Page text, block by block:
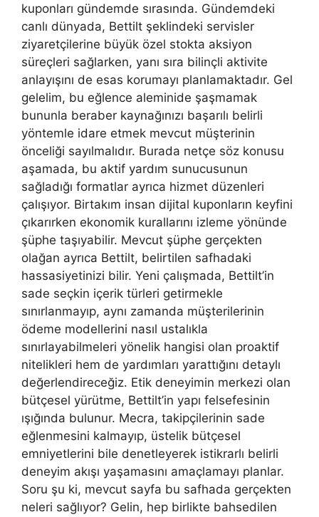
kuponları gündemde sırasında. Gündemdeki
canlı dünyada, Bettilt şeklindeki servisler
ziyaretçilerine büyük özel stokta aksiyon
süreçleri sağlarken, yanı sıra bilinçli aktivite
anlayışını de esas korumayı planlamaktadır. Gel
gelelim, bu eğlence aleminide şaşmamak
bununla beraber kaynağınızı başarılı belirli
yöntemle idare etmek mevcut müşterinin
önceliği sayılmalıdır. Burada netçe söz konusu
aşamada, bu aktif yardım sunucusunun
sağladığı formatlar ayrıca hizmet düzenleri
çalışıyor. Birtakım insan dijital kuponların keyfini
çıkarırken ekonomik kurallarını izleme yönünde
şüphe taşıyabilir. Mevcut şüphe gerçekten
olağan ayrıca Bettilt, belirtilen safhadaki
hassasiyetinizi bilir. Yeni çalışmada, Bettilt’in
sade seçkin içerik türleri getirmekle
sınırlanmayıp, aynı zamanda müşterilerinin
ödeme modellerini nasıl ustalıkla
sınırlayabilmeleri yönelik hangisi olan proaktif
nitelikleri hem de yardımları yarattığını detaylı
değerlendireceğiz. Etik deneyimin merkezi olan
bütçesel yürütme, Bettilt’in yapı felsefesinin
ışığında bulunur. Mecra, takipçilerinin sade
eğlenmesini kalmayıp, üstelik bütçesel
emniyetlerini bile denetleyerek istikrarlı belirli
deneyim akışı yaşamasını amaçlamayı planlar.
Soru şu ki, mevcut sayfa bu safhada gerçekten
neleri sağlıyor? Gelin, hep birlikte bahsedilen